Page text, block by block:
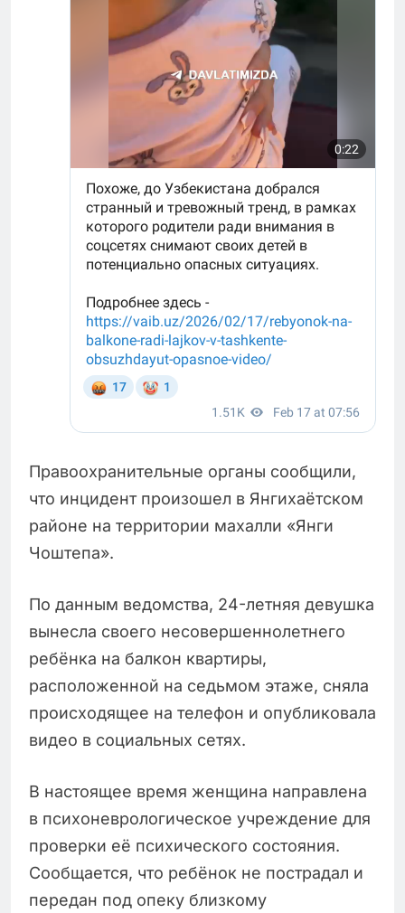
Правоохранительные органы сообщили,
что инцидент произошел в Янгихаётском
районе на территории махалли «Янги
Чоштепа».
По данным ведомства, 24-летняя девушка
вынесла своего несовершеннолетнего
ребёнка на балкон квартиры,
расположенной на седьмом этаже, сняла
происходящее на телефон и опубликовала
видео в социальных сетях.
В настоящее время женщина направлена
в психоневрологическое учреждение для
проверки её психического состояния.
Сообщается, что ребёнок не пострадал и
передан под опеку близкому